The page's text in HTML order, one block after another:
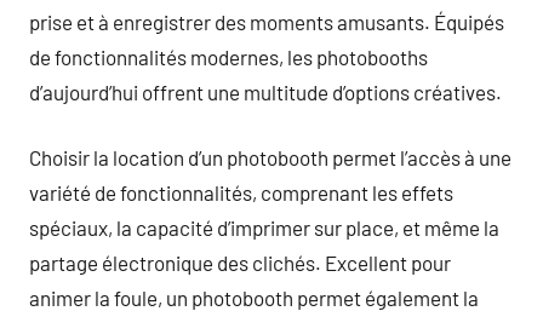
prise et à enregistrer des moments amusants. Équipés
de fonctionnalités modernes, les photobooths
d’aujourd’hui offrent une multitude d’options créatives.
Choisir la location d’un photobooth permet l’accès à une
variété de fonctionnalités, comprenant les effets
spéciaux, la capacité d’imprimer sur place, et même la
partage électronique des clichés. Excellent pour
animer la foule, un photobooth permet également la